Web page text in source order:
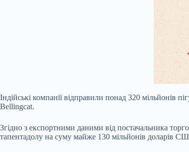
Індійські компанії відправили понад 320 мільйонів
Bellingcat.
Згідно з експортними даними від постачальника
тапентадолу на суму майже 130 мільйонів доларів